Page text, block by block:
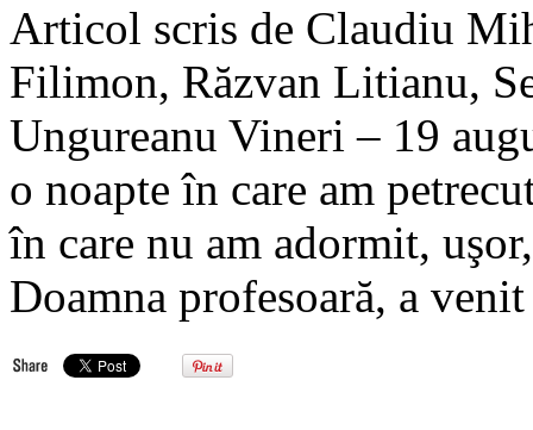
Articol scris de Claudiu
Filimon, Răzvan Litianu,
Ungureanu Vineri – 19
o noapte în care am
în care nu am adormit,
Doamna profesoară, a